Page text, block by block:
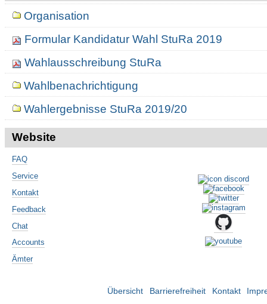
Organisation
Formular Kandidatur Wahl StuRa 2019
Wahlausschreibung StuRa
Wahlbenachrichtigung
Wahlergebnisse StuRa 2019/20
Website
FAQ
Service
Kontakt
Feedback
Chat
Accounts
Ämter
Übersicht Barrierefreiheit Kontakt